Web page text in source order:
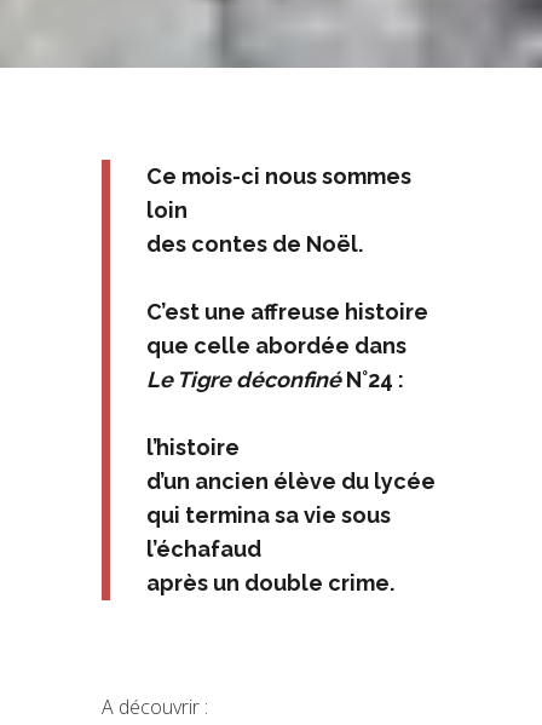
Ce mois-ci nous sommes
loin
des contes de Noël.
C’est une affreuse histoire
que celle abordée dans
Le Tigre déconfinéN°24 :
l’histoire
d’un ancien élève du lycée
qui termina sa vie sous
l’échafaud
après un double crime.
A découvrir :